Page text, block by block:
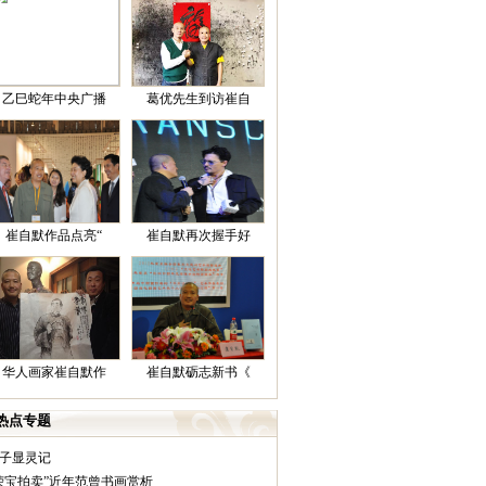
乙巳蛇年中央广播 葛优先生到访崔自
崔自默作品点亮“ 崔自默再次握手好
华人画家崔自默作 崔自默砺志新书《
点专题
显灵记
宝拍卖”近年范曾书画赏析